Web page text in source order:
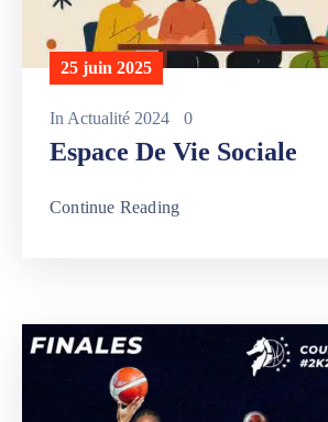
25 juin 2025
In Actualité 2024 0
Espace De Vie Sociale
Continue Reading